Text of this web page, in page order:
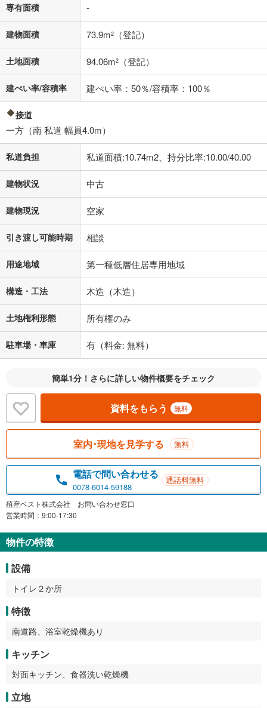
専有面積 -
建物面積 73.9m2 （登記）
土地面積 94.06m2 （登記）
建ぺい率/容積率 建ぺい率：50％/容積率：100％
接道
一方（南 私道 幅員4.0m）
私道負担 私道面積:10.74m2、持分比率:10.00/40.00
建物状況 中古
建物現況 空家
引き渡し可能時期 相談
用途地域 第一種低層住居専用地域
構造・工法 木造（木造）
土地権利形態 所有権のみ
駐車場・車庫 有（料金: 無料）
簡単1分！さらに詳しい物件概要をチェック
資料をもらう 無料
室内･現地を見学する 無料
電話で問い合わせる
0078-6014-59188
通話料無料
殖産ベスト株式会社 お問い合わせ窓口
営業時間：9:00-17:30
物件の特徴
設備
トイレ２か所
特徴
南道路、浴室乾燥機あり
キッチン
対面キッチン、食器洗い乾燥機
立地